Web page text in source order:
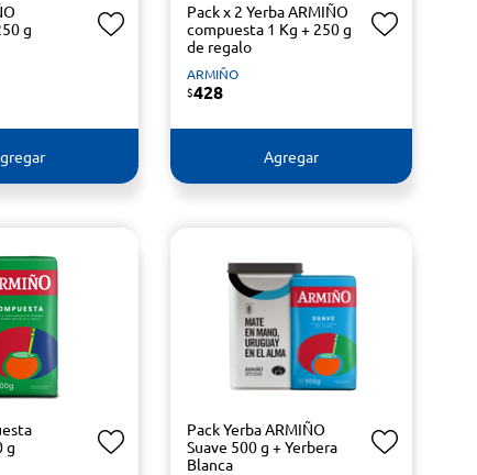
g
Pack x 2 Yerba ARMIÑO
compuesta 1 Kg + 250 g
de regalo
ARMIÑO
$428
Agregar
g
Pack Yerba ARMIÑO
Suave 500 g + Yerbera
Blanca